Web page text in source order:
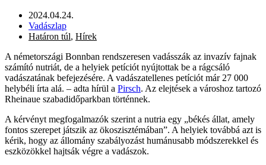
2024.04.24.
Vadászlap
Határon túl, Hírek
A németországi Bonnban rendszeresen vadásszák az invazív fajnak
számító nutriát, de a helyiek petíciót nyújtottak be a rágcsáló
vadászatának befejezésére. A vadászatellenes petíciót már 27 000
helybéli írta alá. – adta hírül a Pirsch. Az elejtések a városhoz tartozó
Rheinaue szabadidőparkban történnek.
A kérvényt megfogalmazók szerint a nutria egy „békés állat, amely
fontos szerepet játszik az ökoszisztémában”. A helyiek továbbá azt is
kérik, hogy az állomány szabályozást humánusabb módszerekkel és
eszközökkel hajtsák végre a vadászok.